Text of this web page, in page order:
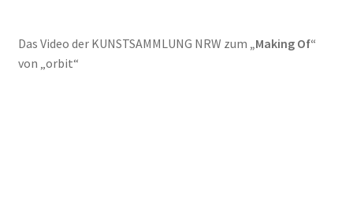
Das Video der KUNSTSAMMLUNG NRW zum „Making Of“
von „orbit“